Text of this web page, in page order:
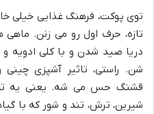
توی پوکت، فرهنگ غذایی خیلی
تازه، حرف اول رو می زنن. ماهی
دریا صید شدن و با کلی ادویه
شن. راستی، تاثیر آشپزی
قشنگ حس می شه. یعنی یه
شیرین، ترش، تند و شور که با